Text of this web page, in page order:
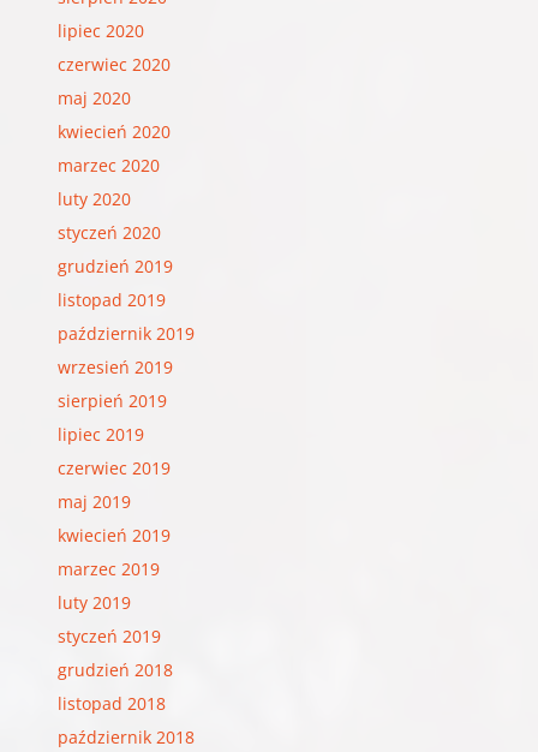
lipiec 2020
czerwiec 2020
maj 2020
kwiecień 2020
marzec 2020
luty 2020
styczeń 2020
grudzień 2019
listopad 2019
październik 2019
wrzesień 2019
sierpień 2019
lipiec 2019
czerwiec 2019
maj 2019
kwiecień 2019
marzec 2019
luty 2019
styczeń 2019
grudzień 2018
listopad 2018
październik 2018